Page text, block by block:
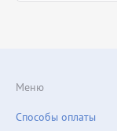
Меню
Способы оплаты